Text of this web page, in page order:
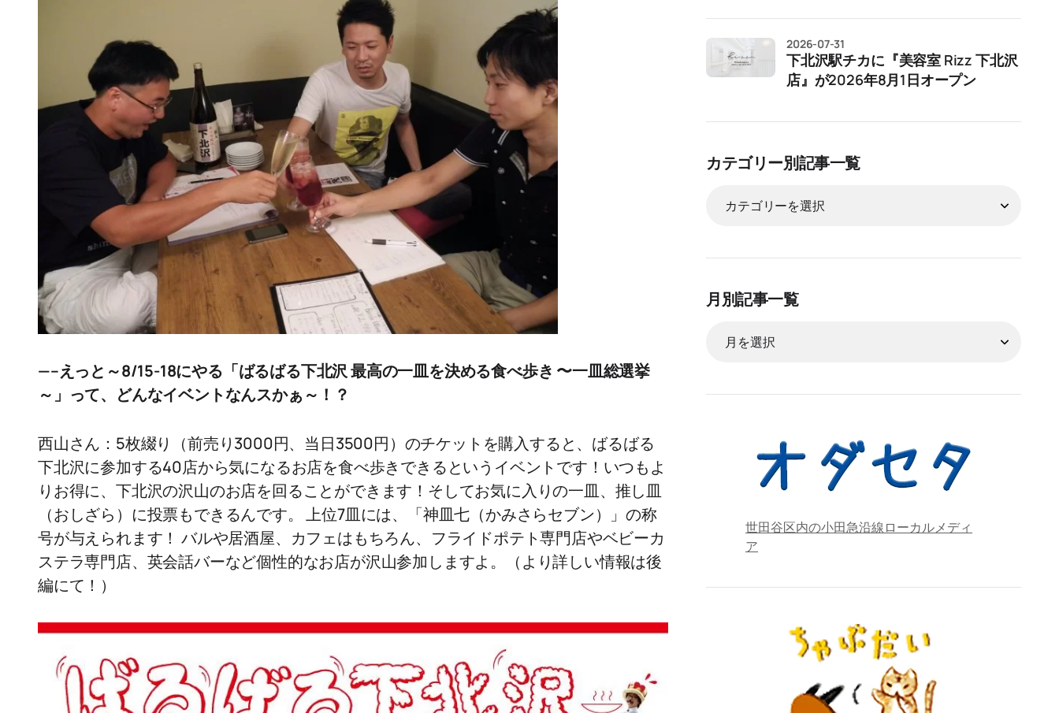
—–えっと～8/15-18にやる「ばるばる下北沢 最高の一皿を決める食べ歩き 〜一皿総選挙
～」って、どんなイベントなんスかぁ～！？
西山さん：5枚綴り（前売り3000円、当日3500円）のチケットを購入すると、ばるばる
下北沢に参加する40店から気になるお店を食べ歩きできるというイベントです！いつもよ
りお得に、下北沢の沢山のお店を回ることができます！そしてお気に入りの一皿、推し皿
（おしざら）に投票もできるんです。 上位7皿には、「神皿七（かみさらセブン）」の称
号が与えられます！ バルや居酒屋、カフェはもちろん、フライドポテト専門店やベビーカ
ステラ専門店、英会話バーなど個性的なお店が沢山参加しますよ。（より詳しい情報は後
編にて！）
下北沢駅チカに『美容室 Rizz 下北沢
店』が2026年8月1日オープン
2026-07-31
カテゴリー別記事一覧
月別記事一覧
世田谷区内の小田急沿線ローカルメディ
ア